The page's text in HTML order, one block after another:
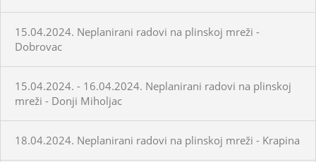
15.04.2024. Neplanirani radovi na plinskoj mreži -
Dobrovac
15.04.2024. - 16.04.2024. Neplanirani radovi na plinskoj
mreži - Donji Miholjac
18.04.2024. Neplanirani radovi na plinskoj mreži - Krapina